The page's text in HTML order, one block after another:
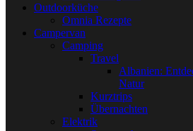
Outdoorküche
Omnia Rezepte
Campervan
Camping
Travel
Albanien:
Natur
Kurztrips
Übernachten
Elektrik